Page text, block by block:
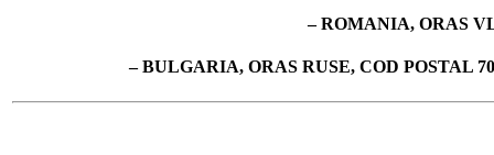
– ROMANIA, ORAS
– BULGARIA, ORAS RUSE, COD POSTAL